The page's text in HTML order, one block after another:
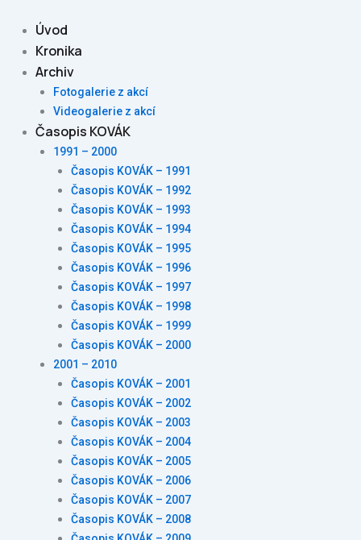
content
Úvod
Kronika
Archiv
Fotogalerie z akcí
Videogalerie z akcí
Časopis KOVÁK
1991 – 2000
Časopis KOVÁK – 1991
Časopis KOVÁK – 1992
Časopis KOVÁK – 1993
Časopis KOVÁK – 1994
Časopis KOVÁK – 1995
Časopis KOVÁK – 1996
Časopis KOVÁK – 1997
Časopis KOVÁK – 1998
Časopis KOVÁK – 1999
Časopis KOVÁK – 2000
2001 – 2010
Časopis KOVÁK – 2001
Časopis KOVÁK – 2002
Časopis KOVÁK – 2003
Časopis KOVÁK – 2004
Časopis KOVÁK – 2005
Časopis KOVÁK – 2006
Časopis KOVÁK – 2007
Časopis KOVÁK – 2008